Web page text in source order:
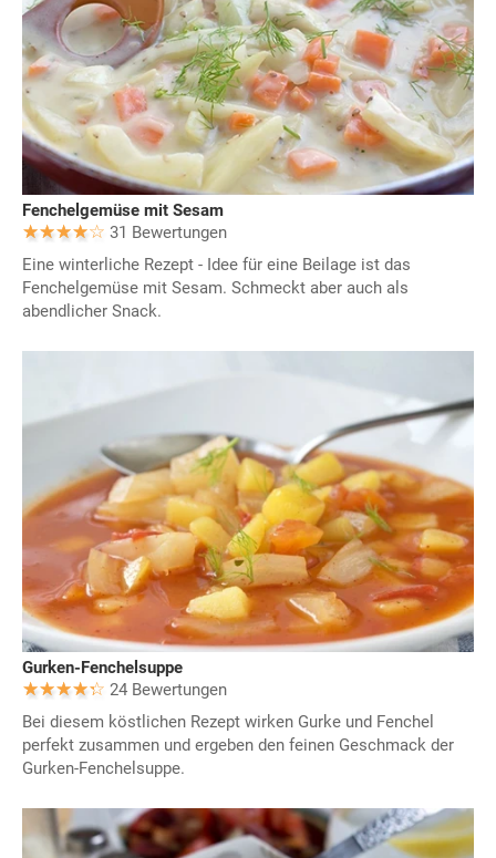
Fenchelgemüse mit Sesam
31 Bewertungen
Eine winterliche Rezept - Idee für eine Beilage ist das
Fenchelgemüse mit Sesam. Schmeckt aber auch als
abendlicher Snack.
Gurken-Fenchelsuppe
24 Bewertungen
Bei diesem köstlichen Rezept wirken Gurke und Fenchel
perfekt zusammen und ergeben den feinen Geschmack der
Gurken-Fenchelsuppe.